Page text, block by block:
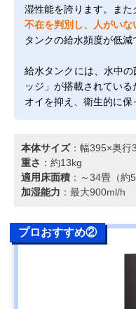
湿性能を誇ります。また
不在を判別し、人がい
タンクの給水頻度が低減
給水タンクには、水中
ッジ」が搭載されてい
オイを抑え、衛生的に保
本体サイズ：幅395×奥行
重さ ：約13kg
適用床面積 ：～34畳（約
加湿能力 ：最大900ml/h
プロおすすめ②